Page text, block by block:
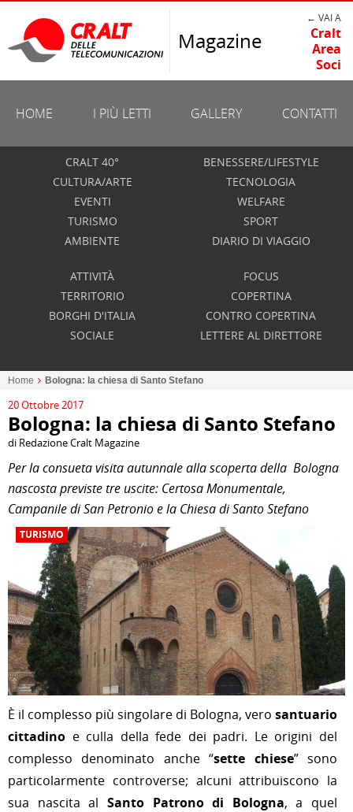
Magazine
← VAI A
Cralt
Area
Soci
HOME I PIÙ LETTI GALLERY CONTATTI
CRALT 40°
CULTURA/ARTE
EVENTI
TURISMO
AMBIENTE
BENESSERE/LIFESTYLE
TECNOLOGIA
WELFARE
SPORT
DIARIO DI VIAGGIO
ATTIVITÀ
TERRITORIO
BORGHI D'ITALIA
SOCIALE
FOCUS
COPERTINA
CONTRO COPERTINA
LETTERE AL DIRETTORE
Home Bologna: la chiesa di Santo Stefano
20 Ottobre 2017
Bologna: la chiesa di Santo Stefano
di Redazione Cralt Magazine
Per la consueta visita autunnale alla scoperta della Bologna
nascosta previste tre uscite: Certosa Monumentale,
Campanile di San Petronio e la Chiesa di Santo Stefano
TURISMO
È il complesso più singolare di Bologna, vero santuario
cittadino e culla della fede dei padri. Le origini del
complesso denominato anche “sette chiese” sono
particolarmente controverse; alcuni attribuiscono la
sua nascita al Santo Patrono di Bologna, a quel